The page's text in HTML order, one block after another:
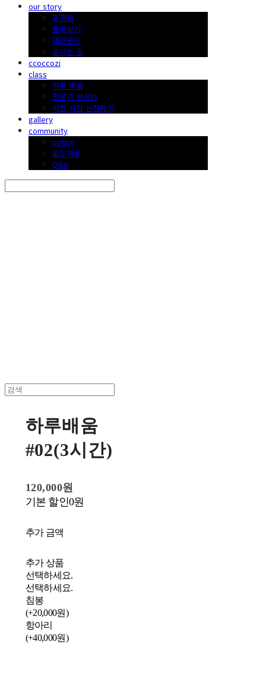
our story
호경재
둘러보기
대관문의
오시는 길
ccoccozi
class
하루 배움
전문가 양성반
사범 시험 신청하기
gallery
community
notice
보도자료
Q&A
하루배움
#02(3시간)
120,000원
기본 할인0원
추가 금액
추가 상품
선택하세요.
선택하세요.
침봉
(+20,000원)
항아리
(+40,000원)